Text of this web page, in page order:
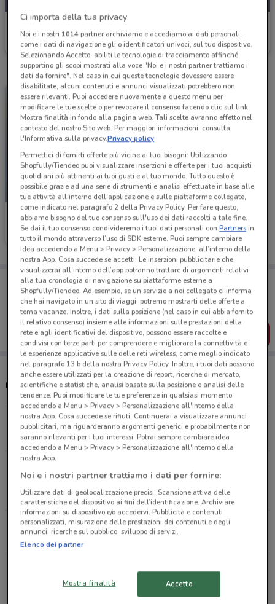
Risparmio Casa
Scade oggi 1 km
SCADE OGGI
Risparmio Casa
Scade oggi 14.8 km
Porta DoveConviene sempre con te!
Puoi trovare le migliori offerte dei negozi vicino a te,
salvarle e creare la tua lista del risparmio, comodamente
dal tuo cellulare.
SCARICA L’APP
Orari e Negozi Risparmio Casa
Via Mascagni angolo Via Mozart Aprilia
1 km
CHIUSO
Largo Nuova California (Loc. Tor San Lorenzo) 1/2
Ardea
10.1 km
CHIUSO
Via Nettunense Anzio
13.3 km
Via dei Frati 98 Nettuno
13.8 km
CHIUSO
Ci importa della tua privacy
Noi e i nostri 1014partner archiviamo e accediamo ai dati personali,
come i dati di navigazione gli o identificatori univoci, sul tuo dispositivo.
Selezionando Accetto, abiliti le tecnologie di tracciamento affinché
supportino gli scopi mostrati alla voce "Noi e i nostri partner trattiamo i
dati da fornire". Nel caso in cui queste tecnologie dovessero essere
disabilitate, alcuni contenuti e annunci visualizzati potrebbero non
essere rilevanti. Puoi accedere nuovamente a questo menu per
modificare le tue scelte o per revocare il consenso facendo clic sul link
Mostra finalità in fondo alla pagina web. Tali scelte avranno effetto nel
contesto del nostro Sito web. Per maggiori informazioni, consulta
l'Informativa sulla privacy.Privacy policy
Permettici di fornirti offerte più vicine ai tuoi bisogni: Utilizzando
Shopfully/Tiendeo puoi visualizzare inserzioni e offerte per i tuoi acquisti
quotidiani più attinenti ai tuoi gusti e al tuo mondo. Tutto questo è
possibile grazie ad una serie di strumenti e analisi effettuate in base alle
tue attività all'interno dell'applicazione e sulle piattaforme collegate,
come indicato nel paragrafo 2 della Privacy Policy. Per fare questo,
abbiamo bisogno del tuo consenso sull'uso dei dati raccolti a tale fine.
Se dai il tuo consenso condivideremo i tuoi dati personali conPartnersin
tutto il mondo attraverso l’uso di SDK esterne. Puoi sempre cambiare
idea accedendo a Menu > Privacy > Personalizzazione, all’interno della
nostra App. Cosa succede se accetti: Le inserzioni pubblicitarie che
visualizzerai all'interno dell’app potranno trattare di argomenti relativi
alla tua cronologia di navigazione su piattaforme esterne a
Shopfully/Tiendeo. Ad esempio, se un servizio a noi collegato ci informa
che hai navigato in un sito di viaggi, potremo mostrarti delle offerte a
tema vacanze. Inoltre, i dati sulla posizione (nel caso in cui abbia fornito
il relativo consenso) insieme alle informazioni sulle prestazioni della
rete e agli identificativi del dispositivo, possono essere raccolte e
condivisi con terze parti per comprendere e migliorare la connettività e
le esperienze applicative sulle delle reti wireless, come meglio indicato
nel paragrafo 13.b della nostra Privacy Policy. Inoltre, i tuoi dati possono
anche essere utilizzati per la creazione di report, ricerche di mercato,
scientifiche e statistiche, analisi basate sulla posizione e analisi delle
tendenze. Puoi modificare le tue preferenze in qualsiasi momento
accedendo a Menu > Privacy > Personalizzazione all'interno della
nostra App. Cosa succede se rifiuti: Continuerai a visualizzare annunci
pubblicitari, ma riguarderanno argomenti generici e probabilmente non
saranno rilevanti per i tuoi interessi. Potrai sempre cambiare idea
accedendo a Menu > Privacy > Personalizzazione all'interno della
nostra App.
Noi e i nostri partner trattiamo i dati per fornire:
Utilizzare dati di geolocalizzazione precisi. Scansione attiva delle
caratteristiche del dispositivo ai fini dell’identificazione. Archiviare
informazioni su dispositivo e/o accedervi. Pubblicità e contenuti
personalizzati, misurazione delle prestazioni dei contenuti e degli
annunci, ricerche sul pubblico, sviluppo di servizi.
Elenco dei partner
Mostra finalità Accetto